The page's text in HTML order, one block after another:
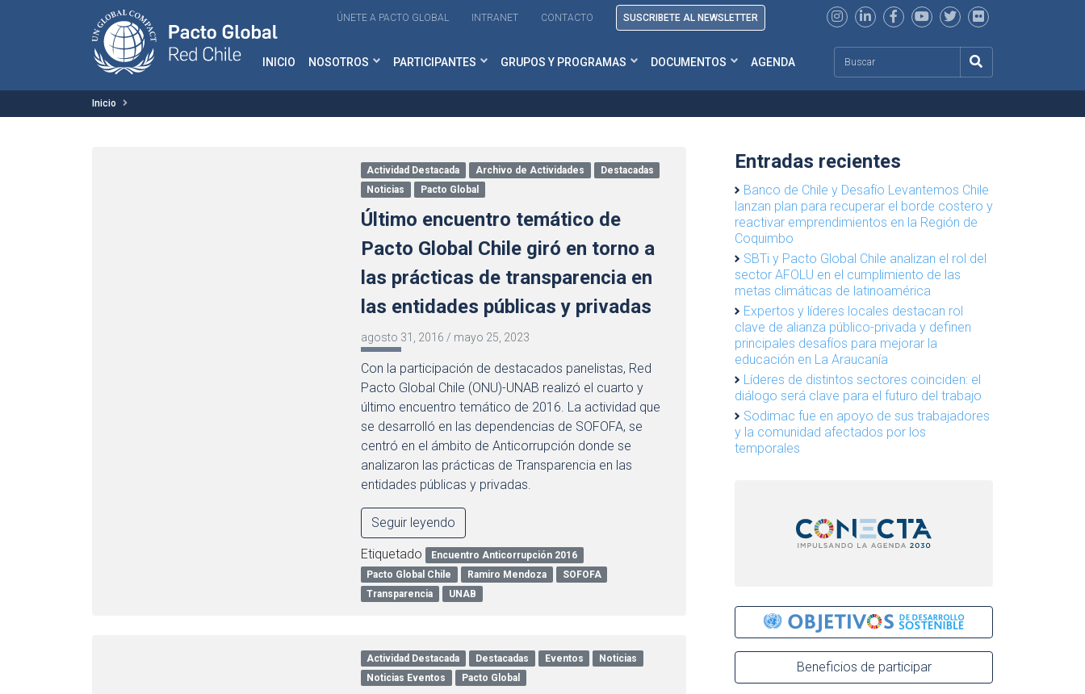
ÚNETE A PACTO GLOBAL INTRANET CONTACTO SUSCRIBETE AL NEWSLETTER
INICIO NOSOTROS PARTICIPANTES GRUPOS Y PROGRAMAS DOCUMENTOS AGENDA
Inicio
Actividad Destacada Archivo de Actividades
Destacadas
Noticias
Pacto Global
Último encuentro temático de
Pacto Global Chile giró en torno a
las prácticas de transparencia en
las entidades públicas y privadas
agosto 31, 2016 / mayo 25, 2023
Con la participación de destacados panelistas, Red
Pacto Global Chile (ONU)-UNAB realizó el cuarto y
último encuentro temático de 2016. La actividad que
se desarrolló en las dependencias de SOFOFA, se
centró en el ámbito de Anticorrupción donde se
analizaron las prácticas de Transparencia en las
entidades públicas y privadas.
Seguir leyendo
Etiquetado
Encuentro Anticorrupción 2016
Pacto Global Chile
Ramiro Mendoza
SOFOFA
Transparencia
UNAB
Actividad Destacada Destacadas Eventos
Noticias
Noticias Eventos
Pacto Global
Entradas recientes
Banco de Chile y Desafío Levantemos Chile
lanzan plan para recuperar el borde costero y
reactivar emprendimientos en la Región de
Coquimbo
SBTi y Pacto Global Chile analizan el rol del
sector AFOLU en el cumplimiento de las
metas climáticas de latinoamérica
Expertos y líderes locales destacan rol
clave de alianza público-privada y definen
principales desafíos para mejorar la
educación en La Araucanía
Líderes de distintos sectores coinciden: el
diálogo será clave para el futuro del trabajo
Sodimac fue en apoyo de sus trabajadores
y la comunidad afectados por los
temporales
Beneficios de participar